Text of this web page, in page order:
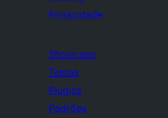
Privacidade
Showcase
Temas
Plugins
Padrões